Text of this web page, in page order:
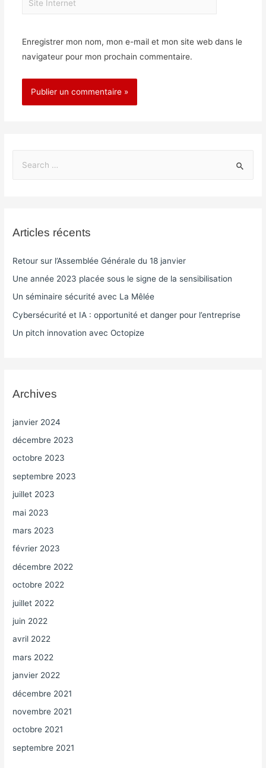
Enregistrer mon nom, mon e-mail et mon site web dans le
navigateur pour mon prochain commentaire.
Articles récents
Retour sur l’Assemblée Générale du 18 janvier
Une année 2023 placée sous le signe de la sensibilisation
Un séminaire sécurité avec La Mêlée
Cybersécurité et IA : opportunité et danger pour l’entreprise
Un pitch innovation avec Octopize
Archives
janvier 2024
décembre 2023
octobre 2023
septembre 2023
juillet 2023
mai 2023
mars 2023
février 2023
décembre 2022
octobre 2022
juillet 2022
juin 2022
avril 2022
mars 2022
janvier 2022
décembre 2021
novembre 2021
octobre 2021
septembre 2021